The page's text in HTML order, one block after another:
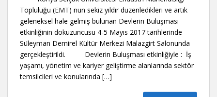
Topluluğu (EMT) nun sekiz yıldır düzenledikleri ve artık
geleneksel hale gelmiş bulunan Devlerin Buluşması
etkinliğinin dokuzuncusu 4-5 Mayıs 2017 tarihlerinde
Süleyman Demirel Kültür Merkezi Malazgirt Salonunda
gerçekleştirildi. Devlerin Buluşması etkinliğiyle : İş
yaşamı, yönetim ve kariyer geliştirme alanlarında sektör
temsilcileri ve konularında […]